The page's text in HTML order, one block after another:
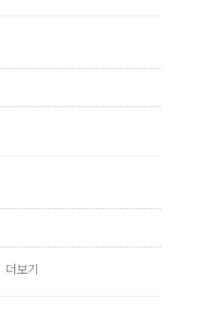
더보기